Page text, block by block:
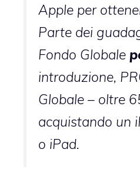
Apple per
Parte dei
Fondo Globale
introduzione,
Globale – oltre
acquistando un
o iPad.